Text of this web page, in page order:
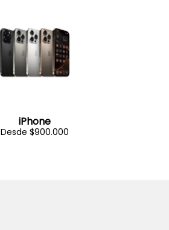
iPhone
Desde $900.000